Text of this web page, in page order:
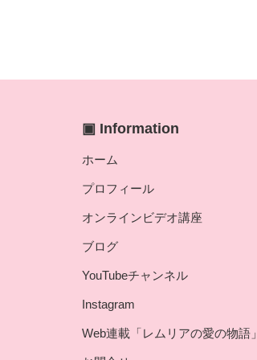
▣ Information
ホーム
プロフィール
オンラインビデオ講座
ブログ
YouTubeチャンネル
Instagram
Web連載「レムリアの愛の物語」